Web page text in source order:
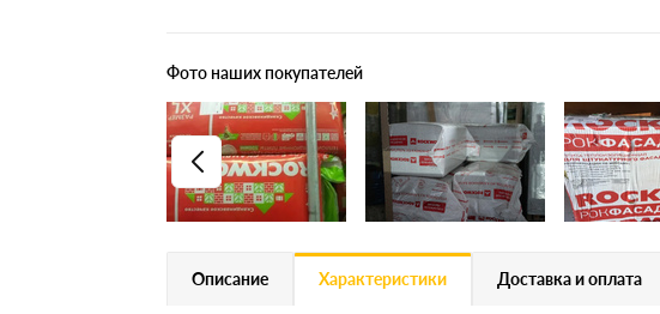
Фото наших покупателей
Описание Характеристики Доставка и оплата